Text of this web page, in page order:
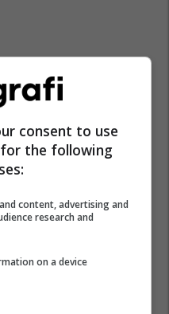
consent to use
the following
content, advertising and
research and
on a device